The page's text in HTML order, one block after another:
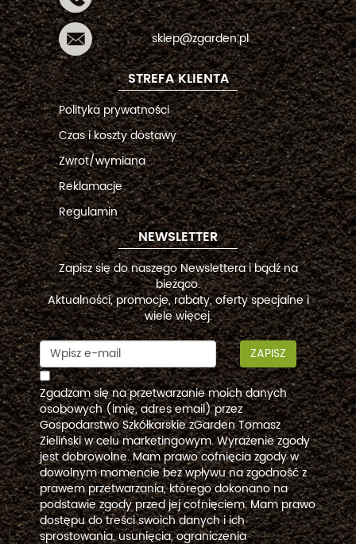
sklep@zgarden.pl
STREFA KLIENTA
Polityka prywatności
Czas i koszty dostawy
Zwrot/wymiana
Reklamacje
Regulamin
NEWSLETTER
Zapisz się do naszego Newslettera i bądź na
bieżąco.
Aktualności, promocje, rabaty, oferty specjalne i
wiele więcej.
ZAPISZ
Zgadzam się na przetwarzanie moich danych
osobowych (imię, adres email) przez
Gospodarstwo Szkółkarskie zGarden Tomasz
Zieliński w celu marketingowym. Wyrażenie zgody
jest dobrowolne. Mam prawo cofnięcia zgody w
dowolnym momencie bez wpływu na zgodność z
prawem przetwarzania, którego dokonano na
podstawie zgody przed jej cofnięciem. Mam prawo
dostępu do treści swoich danych i ich
sprostowania, usunięcia, ograniczenia